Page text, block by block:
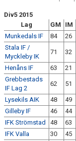
Div5 2015
Lag
GM IM
Munkedals IF
84 26
Stala IF /
Myckleby IK
71 32
Henåns IF 63 21
Grebbestads
IF Lag 2
62 51
Lysekils AIK 48 49
Gilleby IF
46 44
IFK Strömstad
48 63
IFK Valla
30 45